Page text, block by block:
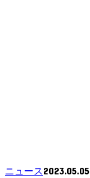
ニュース2023.05.05